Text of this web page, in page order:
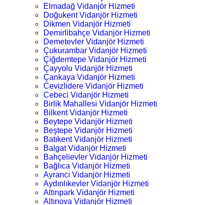
Elmadağ Vidanjör Hizmeti
Doğukent Vidanjör Hizmeti
Dikmen Vidanjör Hizmeti
Demirlibahçe Vidanjör Hizmeti
Demetevler Vidanjör Hizmeti
Çukurambar Vidanjör Hizmeti
Çiğdemtepe Vidanjör Hizmeti
Çayyolu Vidanjör Hizmeti
Çankaya Vidanjör Hizmeti
Cevizlidere Vidanjör Hizmeti
Cebeci Vidanjör Hizmeti
Birlik Mahallesi Vidanjör Hizmeti
Bilkent Vidanjör Hizmeti
Beytepe Vidanjör Hizmeti
Beştepe Vidanjör Hizmeti
Batıkent Vidanjör Hizmeti
Balgat Vidanjör Hizmeti
Bahçelievler Vidanjör Hizmeti
Bağlıca Vidanjör Hizmeti
Ayrancı Vidanjör Hizmeti
Aydınlıkevler Vidanjör Hizmeti
Altınpark Vidanjör Hizmeti
Altınova Vidanjör Hizmeti